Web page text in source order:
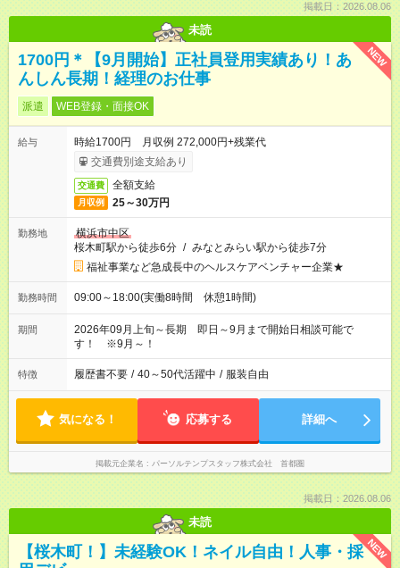
掲載日：2026.08.06
未読
NEW
1700円＊【9月開始】正社員登用実績あり！あ
んしん長期！経理のお仕事
派遣 WEB登録・面接OK
給与
時給1700円 月収例 272,000円+残業代
交通費別途支給あり
交通費 全額支給
月収例 25～30万円
勤務地
横浜市中区
桜木町駅から徒歩6分 / みなとみらい駅から徒歩7分
福祉事業など急成長中のヘルスケアベンチャー企業★
勤務時間 09:00～18:00(実働8時間 休憩1時間)
期間
2026年09月上旬～長期 即日～9月まで開始日相談可能で
す！ ※9月～！
特徴 履歴書不要 / 40～50代活躍中 / 服装自由
気になる！ 応募する 詳細へ
掲載元企業名 パーソルテンプスタッフ株式会社 首都圏
掲載日：2026.08.06
未読
NEW
【桜木町！】未経験OK！ネイル自由！人事・採